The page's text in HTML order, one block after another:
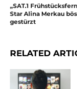
„SAT.1
Star Alina Merkau
gestürzt
RELATED